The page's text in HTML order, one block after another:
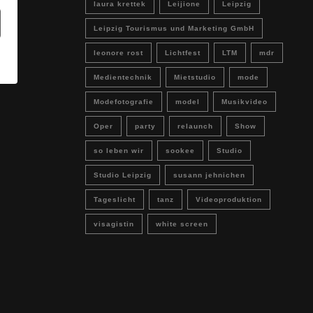
laura krettek Leijione Leipzig
Leipzig Tourismus und Marketing GmbH
leonore rost Lichtfest LTM mdr
Medientechnik Mietstudio mode
Modefotografie model Musikvideo
Oper party relaunch Show
so leben wir sookee Studio
Studio Leipzig susann jehnichen
Tageslicht tanz Videoproduktion
visagistin white screen